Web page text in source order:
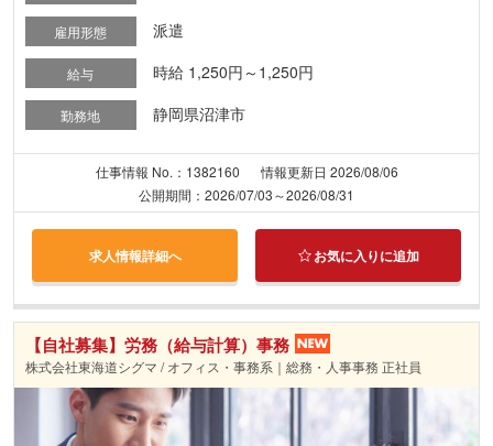
雇用形態 派遣
給与 時給 1,250円～1,250円
勤務地 静岡県沼津市
仕事情報 No.：1382160
情報更新日 2026/08/06
公開期間：2026/07/03～2026/08/31
求人情報詳細へ お気に入りに追加
【自社募集】労務（給与計算）事務
株式会社東海道シグマ / オフィス・事務系｜総務・人事事務 正社員